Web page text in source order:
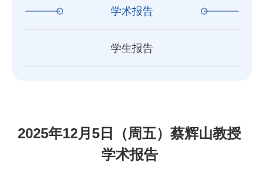
学术报告
学生报告
2025年12月5日（周五）蔡辉山教授
学术报告